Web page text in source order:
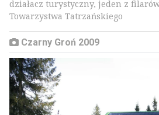
działacz turystyczny, jeden z
Towarzystwa Tatrzańskiego
Czarny Groń 2009